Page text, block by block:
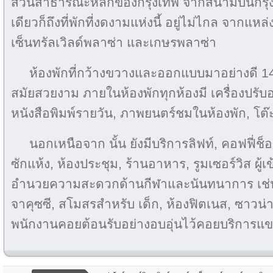
เดียวก็ถึงที่พักที่งดงามแห่งนี้ อยู่ไม่ไกล จากแห
เซ็นทรัลเวิลด์พลาซ่า และเกษรพลาซ่า
ห้องพักที่กว้างขวางและออกแบบมาอย่างดี
สมัยสวยงาม ภายในห้องพักทุกห้องมี เครื่องปรั
หนังสือพิมพ์รายวัน, ภาพยนตร์ชมในห้องพัก, โต๊
นอกเหนือจาก นั้น ยังมีบริการลิฟท์, คอฟฟี่ช็
ซักแห้ง, ห้องประชุม, ร้านอาหาร, รูมเซอร์วิส ผู้
อำนวยความสะดวกด้านกีฬาและนันทนาการ เช่
จาคุซซี, สโมสรสำหรับ เด็ก, ห้องฟิตเนส, ซาว
พนักงานคอยต้อนรับอย่างอบอุ่นไว้คอยบริการแ